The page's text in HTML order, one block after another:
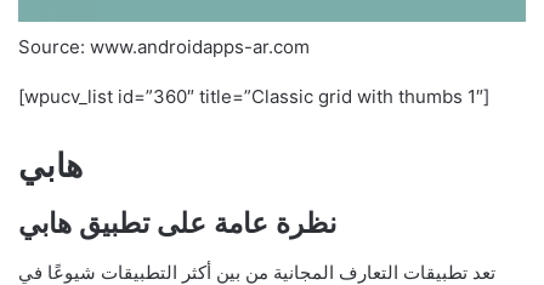
Source: www.androidapps-ar.com
[wpucv_list id=”360″ title=”Classic grid with thumbs 1″]
هابي
نظرة عامة على تطبيق هابي
تعد تطبيقات التعارف المجانية من بين أكثر التطبيقات شيوعًا في